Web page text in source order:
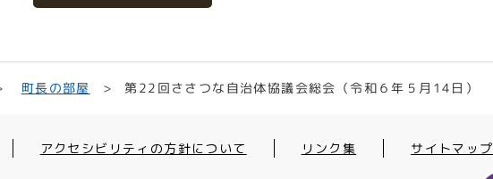
町長の部屋 第22回ささつな自治体協議会総会（令和６年５月14日）
アクセシビリティの方針について リンク集 サイトマップ